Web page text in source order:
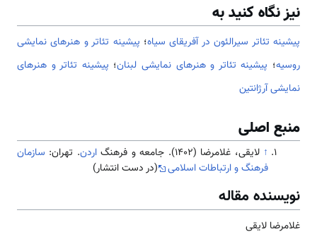
نیز نگاه کنید به
پیشینه تئاتر سیرالئون در آفریقای سیاه؛ پیشینه تئاتر و هنرهای نمایشی
روسیه؛ پیشینه تئاتر و هنرهای نمایشی لبنان؛ پیشینه تئاتر و هنرهای
نمایشی آرژانتین
منبع اصلی
↑ لایقی، غلامرضا (1402). جامعه و فرهنگ اردن. تهران: سازمان
فرهنگ و ارتباطات اسلامی
(در دست انتشار)
نویسنده مقاله
غلامرضا لایقی